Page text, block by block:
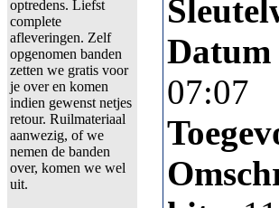
optredens. Liefst
complete
afleveringen. Zelf
opgenomen banden
zetten we gratis voor
je over en komen
indien gewenst netjes
retour. Ruilmateriaal
aanwezig, of we
nemen de banden
over, komen we wel
uit.
Datum
07:07